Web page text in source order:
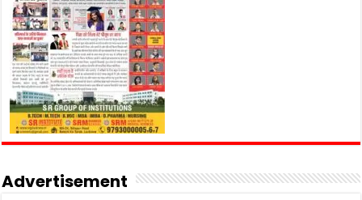
Advertisement